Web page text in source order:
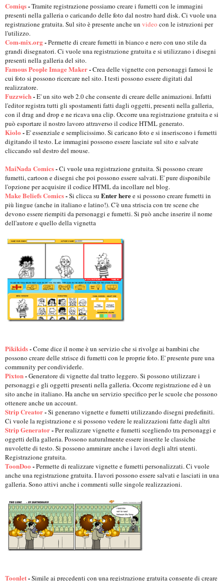
Comiqs-Tramite registrazione possiamo creare i fumetti con le immagini
presenti nella galleria o caricando delle foto dal nostro hard disk. Ci vuole una
registrazione gratuita. Sul sito è presente anche un video con le istruzioni per
l'utilizzo.
Com-mix.org-Permette di creare fumetti in bianco e nero con uno stile da
grandi disegnatori. Ci vuole una registrazione gratuita e si utilizzano i disegni
presenti nella galleria del sito.
Famous People Image Maker-Crea delle vignette con personaggi famosi le
cui foto si possono ricercare nel sito. I testi possono essere digitati dal
realizzatore.
Fuzzwich-E' un sito web 2.0 che consente di creare delle animazioni. Infatti
l'editor registra tutti gli spostamenti fatti dagli oggetti, presenti nella galleria,
con il drag and drop e ne ricava una clip. Occorre una registrazione gratuita e si
può esportare il nostro lavoro attraverso il codice HTML generato.
Kiolo -E' essenziale e semplicissimo. Si caricano foto e si inseriscono i fumetti
digitando il testo. Le immagini possono essere lasciate sul sito e salvate
cliccando sul destro del mouse.
MaiNada Comics-Ci vuole una registrazione gratuita. Si possono creare
fumetti, cartoon e disegni che poi possono essere salvati. E' pure disponibile
l'opzione per acquisire il codice HTML da incollare nel blog.
Make Beliefs Comics-Si clicca su Enter heree si possono creare fumetti in
più lingue (anche in italiano e latino!). C'è una striscia con tre scene che
devono essere riempiti da personaggi e fumetti. Si può anche inserire il nome
dell'autore e quello della vignetta
Pikikids-Come dice il nome è un servizio che si rivolge ai bambini che
possono creare delle strisce di fumetti con le proprie foto. E' presente pure una
community per condividerle.
Pixton-Generatore di vignette dal tratto leggero. Si possono utilizzare i
personaggi e gli oggetti presenti nella galleria. Occorre registrazione ed è un
sito anche in italiano. Ha anche un servizio specifico per le scuole che possono
ottenere anche un account.
Strip Creator-Si generano vignette e fumetti utilizzando disegni predefiniti.
Ci vuole la registrazione e si possono vedere le realizzazioni fatte dagli altri
Strip Generator-Per realizzare vignette e fumetti scegliendo tra personaggi e
oggetti della galleria. Possono naturalmente essere inserite le classiche
nuvolette di testo. Si possono ammirare anche i lavori degli altri utenti.
Registrazione gratuita.
ToonDoo -Permette di realizzare vignette e fumetti personalizzati. Ci vuole
anche una registrazione gratuita. I lavori possono essere salvati e lasciati in una
galleria. Sono attivi anche i commenti sulle singole realizzazioni.
Toonlet-Simile ai precedenti con una registrazione gratuita consente di creare